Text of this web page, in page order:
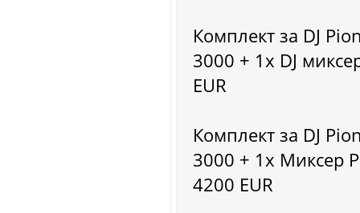
Комплект за DJ
3000 + 1x DJ
EUR
Комплект за DJ
3000 + 1x Миксер
4200 EUR